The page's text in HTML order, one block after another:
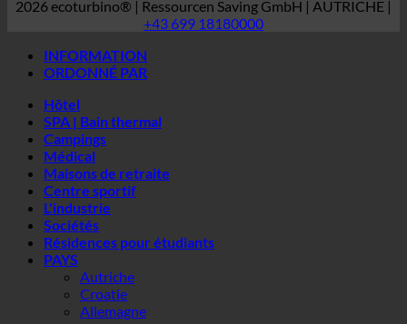
SPA | Bain thermal
Maisons de retraite
Centre sportif
L'industrie
Sociétés
Résidences pour étudiants
PAYS
Autriche
Croatie
Allemagne
Irlande
Italie
Hongrie
Luxembourg
Lettonie
Slovénie
Corée du Sud